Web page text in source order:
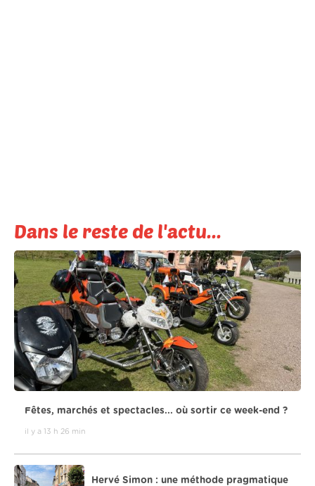
Dans le reste de l'actu...
Fêtes, marchés et spectacles... où sortir ce week-end ?
il y a 13 h 26 min
Hervé Simon : une méthode pragmatique